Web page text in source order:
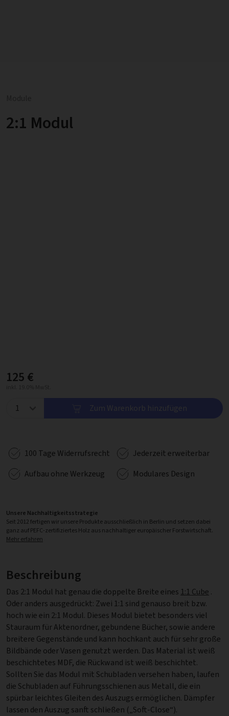
2:1 Modul
125 €
Zum Warenkorb hinzufügen
100 Tage Widerrufsrecht
Jederzeit erweiterbar
Aufbau ohne Werkzeug
Modulares Design
Unsere Nachhaltigkeitsstrategie
Seit 2012 fertigen wir unsere Produkte ausschließlich in Berlin und setzen dabei
ganz auf PEFC-zertifiziertes Holz aus nachhaltiger europäischer Forstwirtschaft.
Mehr erfahren
Beschreibung
Das 2:1 Modul hat genau die doppelte Breite eines 1:1 Cube .
Oder anders ausgedrückt: Zwei 1:1 sind genauso breit bzw.
hoch wie ein 2:1 Modul. Dieses Modul bietet besonders viel
Stauraum für Aktenordner, gebundene Bücher, sowie andere
breitere Gegenstände und kann hochkant auch für sehr große
Bildbände oder Vasen genutzt werden. Das Material ist weiß
beschichtetes MDF, die Rückwand ist weiß beschichtet.
Sollten Sie das Modul mit Schubladen versehen haben, laufen
die Schubladen auf Führungsschienen aus Metall, die ein
spürbar leichtes Gleiten des Auszugs ermöglichen. Dämpfer
lassen den Auszug sanft schließen („Soft-Close“).